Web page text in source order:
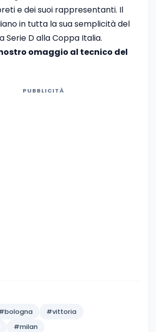
e dei suoi rappresentanti. Il
in tutta la sua semplicità del
Serie D alla Coppa Italia.
omaggio al tecnico del
PUBBLICITÀ
#vittoria
#milan